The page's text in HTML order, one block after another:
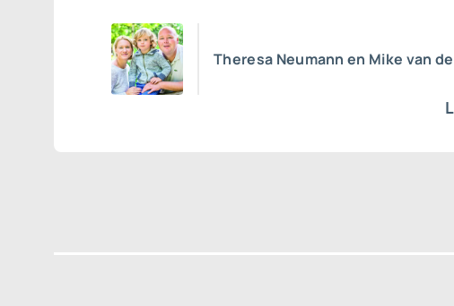
Theresa Neumann en Mike van